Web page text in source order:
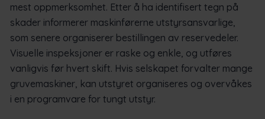
mest oppmerksomhet. Etter å ha identifisert tegn på
skader informerer maskinførerne utstyrsansvarlige,
som senere organiserer bestillingen av reservedeler.
Visuelle inspeksjoner er raske og enkle, og utføres
vanligvis før hvert skift. Hvis selskapet forvalter mange
gruvemaskiner, kan utstyret organiseres og overvåkes
i en programvare for tungt utstyr.